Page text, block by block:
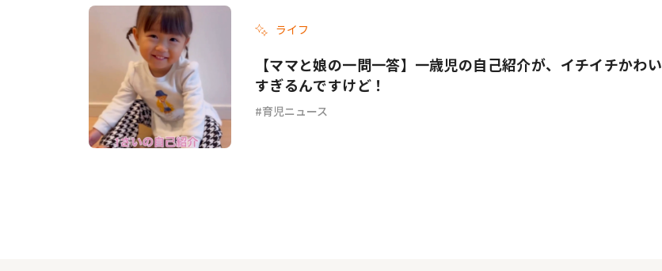
ライフ
【ママと娘の一問一答】一歳児の自己紹介が、イチイチかわい
すぎるんですけど！
育児ニュース